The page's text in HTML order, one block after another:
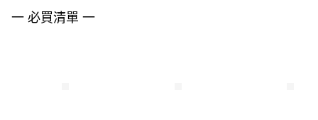
４．使用「AFTEE先享後付」時，將依據個別帳號之用戶狀況，依本公司即
一 必買清單 一